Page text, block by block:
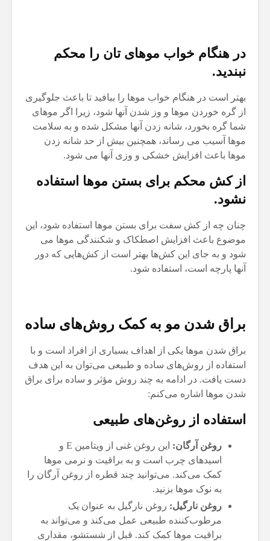
در هنگام خواب موهای تان را محکم
نبندید.
بهتر است در هنگام خواب موها را ببافید تا باعث جلوگیری
از گره خوردن موها و وز شدن آنها شود، زیرا اگر موهای
شما گره بخورد، شانه زدن آنها مشکل شده و به سلامت
موها آسیب می رساند، همچنین بیش از حد شانه زدن
موها باعث افزایش خشکی و وزی آنها می شود.
از کش محکم برای بستن موها استفاده
نشود.
چنان چه از کش سفت برای بستن موها استفاده شود، این
موضوع باعث افزایش اصطکاک و شکنندگی موها می
شود و به جای این کش‌ها بهتر است از کش‌هایی که دور
آنها پارچه است، استفاده شود.
براق شدن مو به کمک روش‌های ساده
براق شدن موها یکی از اهداف بسیاری از افراد است و با
استفاده از روش‌های ساده و طبیعی می‌توان به این هدف
دست یافت. در ادامه به چند روش مؤثر و ساده برای براق
شدن موها اشاره می‌کنم:
استفاده از روغن‌های طبیعی
روغن آرگان:
این روغن غنی از ویتامین E و
اسیدهای چرب است و به براقیت و نرمی موها
کمک می‌کند. می‌توانید چند قطره از روغن آرگان را
به نوک موها بزنید.
روغن نارگیل: روغن نارگیل به عنوان یک
مرطوب‌کننده طبیعی عمل می‌کند و می‌تواند به
براقیت موها کمک کند. قبل از شستشو، مقداری